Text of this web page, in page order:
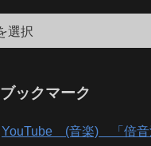
ブックマーク
YouTube (音楽) 「倍音